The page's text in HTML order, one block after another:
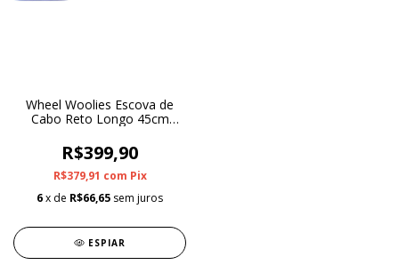
Wheel Woolies Escova de
Cabo Reto Longo 45cm
R$399,90
R$379,91 com Pix
6x de R$66,65 sem juros
ESPIAR